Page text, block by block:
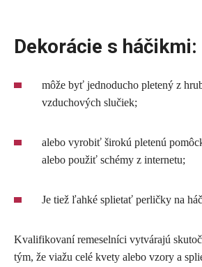
Dekorácie s háčikmi:
môže byť jednoducho pletený z
vzduchových slučiek;
alebo vyrobiť širokú pletenú
alebo použiť schémy z internetu;
Je tiež ľahké splietať perličky na
Kvalifikovaní remeselníci vytvárajú
tým, že viažu celé kvety alebo vzory a